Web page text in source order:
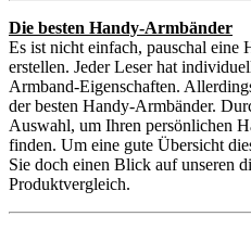
Die besten Handy-Armbänder
Es ist nicht einfach, pauschal eine
erstellen. Jeder Leser hat
Armband-Eigenschaften.
der besten Handy-Armbänder.
Auswahl, um Ihren persönlichen
finden. Um eine gute Übersicht
Sie doch einen Blick auf unseren
Produktvergleich.